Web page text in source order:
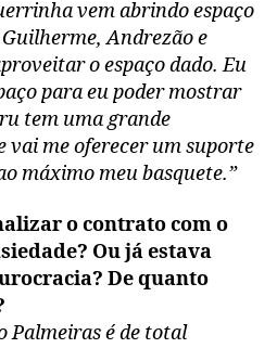
vem abrindo espaço
Andrezão e
o espaço dado. Eu
para eu poder mostrar
tem uma grande
vai me oferecer um suporte
máximo meu basquete.”
o contrato com o
Ou já estava
De quanto
Palmeiras é de total